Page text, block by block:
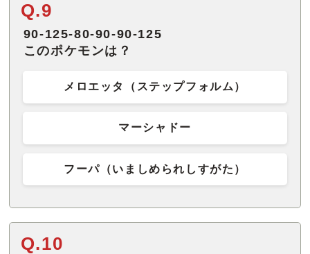
Q.9
90-125-80-90-90-125
このポケモンは？
メロエッタ（ステップフォルム）
マーシャドー
フーパ（いましめられしすがた）
Q.10